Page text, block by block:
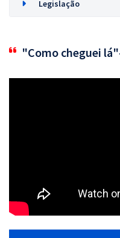
Legislação
"Como cheguei